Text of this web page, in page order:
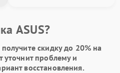
ASUS?
скидку до 20% на
уточнит проблему и
восстановления.